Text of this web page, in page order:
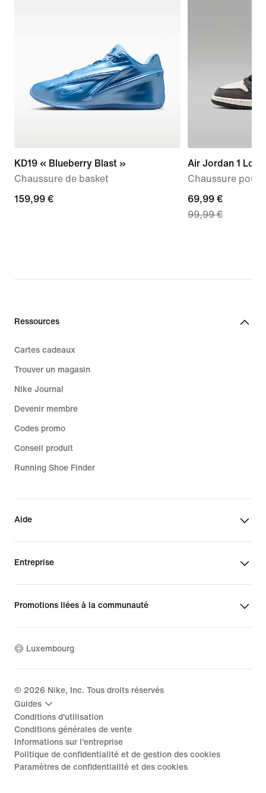
KD19 « Blueberry Blast »
Chaussure de basket
159,99 €
159,99 €
Air Jordan 1 Low
Chaussure pour
current
price
99,99 €
69,99 €
99,99 €
Ressources
Cartes cadeaux
Trouver un magasin
Nike Journal
Devenir membre
Codes promo
Conseil produit
Running Shoe Finder
Aide
Entreprise
Promotions liées à la communauté
Luxembourg
© 2026 Nike, Inc. Tous droits réservés
Guides
Conditions d'utilisation
Conditions générales de vente
Informations sur l'entreprise
Politique de confidentialité et de gestion des cookies
Paramètres de confidentialité et des cookies